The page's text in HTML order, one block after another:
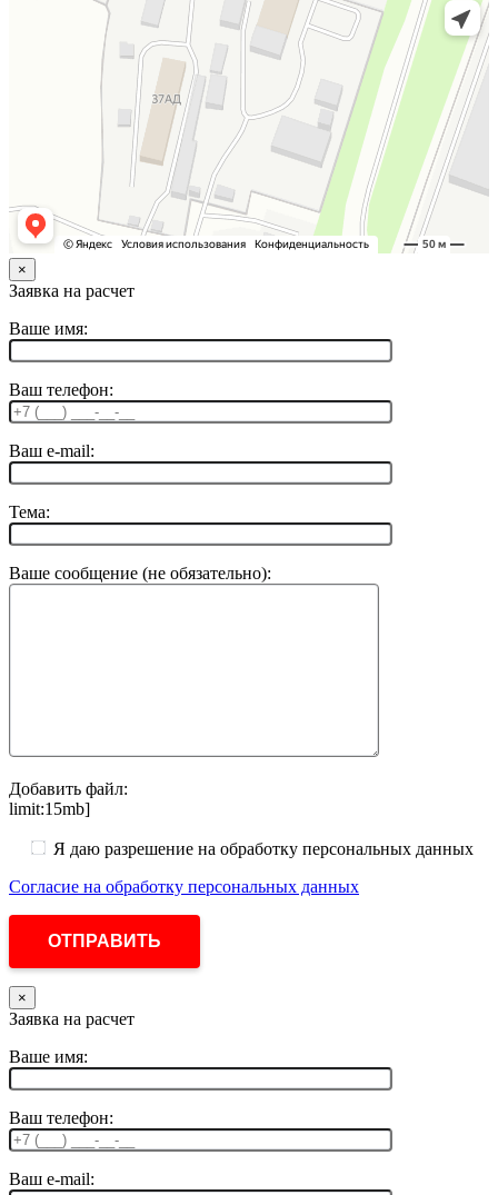
×
Заявка на расчет
Ваше имя:
Ваш телефон:
Ваш e-mail:
Тема:
Ваше сообщение (не обязательно):
Добавить файл:
limit:15mb]
Я даю разрешение на обработку персональных данных
Согласие на обработку персональных данных
×
Заявка на расчет
Ваше имя:
Ваш телефон:
Ваш e-mail: